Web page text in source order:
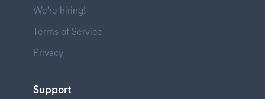
We're hiring!
Terms of Service
Privacy
Support